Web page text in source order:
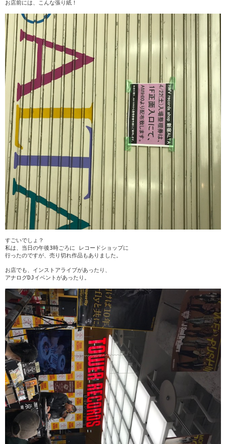
お店前には、こんな張り紙！
すごいでしょ？
私は、当日の午後3時ごろに レコードショップに
行ったのですが、売り切れ作品もありました。
お店でも、インストアライブがあったり、
アナログDJイベントがあったり。